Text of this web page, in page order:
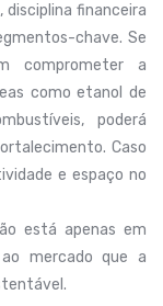
financeira
chave. Se
comprometer a
como etanol de
poderá
Caso
e espaço no
está apenas em
mercado que a